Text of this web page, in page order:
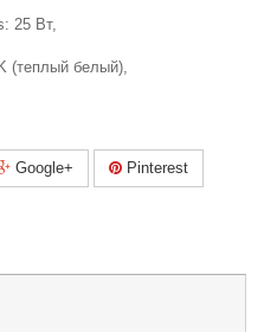
25 Вт,
(теплый белый),
Google+ Pinterest